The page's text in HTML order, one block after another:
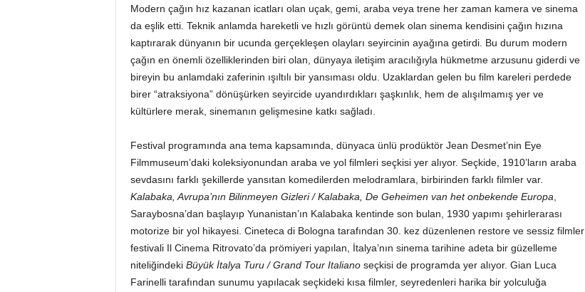
Modern çağın hız kazanan icatları olan uçak, gemi, araba veya trene her zaman kamera ve sinema
da eşlik etti. Teknik anlamda hareketli ve hızlı görüntü demek olan sinema kendisini çağın hızına
kaptırarak dünyanın bir ucunda gerçekleşen olayları seyircinin ayağına getirdi. Bu durum modern
çağın en önemli özelliklerinden biri olan, dünyaya iletişim aracılığıyla hükmetme arzusunu giderdi ve
bireyin bu anlamdaki zaferinin ışıltılı bir yansıması oldu. Uzaklardan gelen bu film kareleri perdede
birer “atraksiyona” dönüşürken seyircide uyandırdıkları şaşkınlık, hem de alışılmamış yer ve
kültürlere merak, sinemanın gelişmesine katkı sağladı.
Festival programında ana tema kapsamında, dünyaca ünlü prodüktör Jean Desmet’nin Eye
Filmmuseum’daki koleksiyonundan araba ve yol filmleri seçkisi yer alıyor. Seçkide, 1910’ların araba
sevdasını farklı şekillerde yansıtan komedilerden melodramlara, birbirinden farklı filmler var.
Kalabaka, Avrupa’nın Bilinmeyen Gizleri / Kalabaka, De Geheimen van het onbekende Europa
Saraybosna’dan başlayıp Yunanistan’ın Kalabaka kentinde son bulan, 1930 yapımı şehirlerarası
motorize bir yol hikayesi. Cineteca di Bologna tarafından 30. kez düzenlenen restore ve sessiz filmler
festivali Il Cinema Ritrovato’da prömiyeri yapılan, İtalya’nın sinema tarihine adeta bir güzelleme
niteliğindeki Büyük İtalya Turu / Grand Tour Italianoseçkisi de programda yer alıyor. Gian Luca
Farinelli tarafından sunumu yapılacak seçkideki kısa filmler, seyredenleri harika bir yolculuğa